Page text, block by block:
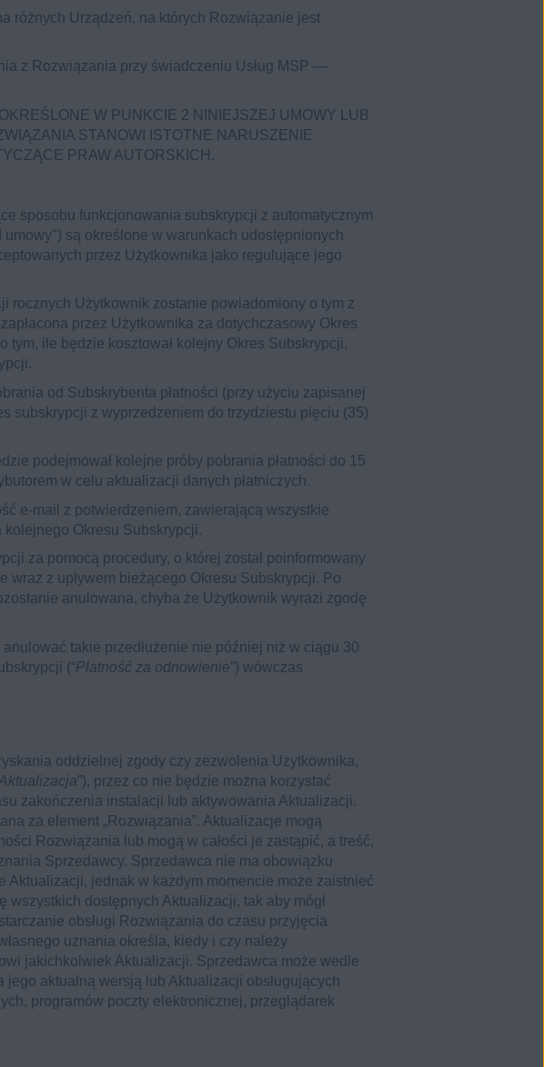
różnych Urządzeń, na których Rozwiązanie jest
z Rozwiązania przy świadczeniu Usług MSP —
W PUNKCIE 2 NINIEJSZEJ UMOWY LUB
STANOWI ISTOTNE NARUSZENIE
PRAW AUTORSKICH.
sposobu funkcjonowania subskrypcji z automatycznym
są określone w warunkach udostępnionych
przez Użytkownika jako regulujące jego
rocznych Użytkownik zostanie powiadomiony o tym z
przez Użytkownika za dotychczasowy Okres
ile będzie kosztował kolejny Okres Subskrypcji,
od Subskrybenta płatności (przy użyciu zapisanej
subskrypcji z wyprzedzeniem do trzydziestu pięciu (35)
podejmował kolejne próby pobrania płatności do 15
w celu aktualizacji danych płatniczych.
e-mail z potwierdzeniem, zawierającą wszystkie
Okresu Subskrypcji.
za pomocą procedury, o której został poinformowany
z upływem bieżącego Okresu Subskrypcji. Po
anulowana, chyba że Użytkownik wyrazi zgodę
takie przedłużenie nie później niż w ciągu 30
(“Płatność za odnowienie”) wówczas
oddzielnej zgody czy zezwolenia Użytkownika,
”), przez co nie będzie można korzystać
zakończenia instalacji lub aktywowania Aktualizacji.
za element „Rozwiązania”. Aktualizacje mogą
Rozwiązania lub mogą w całości je zastąpić, a treść,
Sprzedawcy. Sprzedawca nie ma obowiązku
jednak w każdym momencie może zaistnieć
dostępnych Aktualizacji, tak aby mógł
obsługi Rozwiązania do czasu przyjęcia
uznania określa, kiedy i czy należy
jakichkolwiek Aktualizacji. Sprzedawca może wedle
aktualną wersją lub Aktualizacji obsługujących
programów poczty elektronicznej, przeglądarek